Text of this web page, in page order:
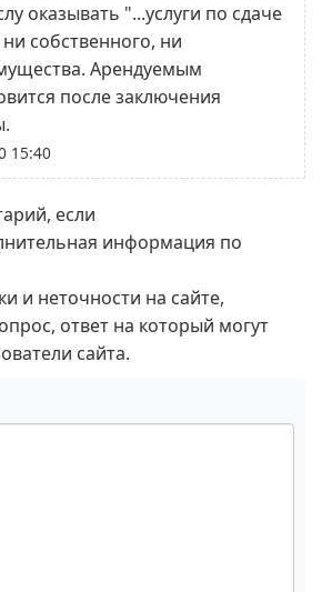
оказывать "...услуги по сдаче
собственного, ни
Арендуемым
после заключения
15:40
если
информация по
и неточности на сайте,
ответ на который могут
сайта.